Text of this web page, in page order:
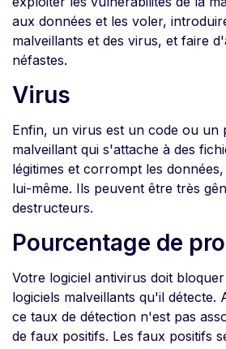
aux données et les voler,
malveillants et des virus, et faire
néfastes.
Virus
Enfin, un virus est un code ou un
malveillant qui s'attache à des
légitimes et corrompt les
lui-même. Ils peuvent être très
destructeurs.
Pourcentage de
Votre logiciel antivirus doit
logiciels malveillants qu'il détecte.
ce taux de détection n'est pas
de faux positifs. Les faux positifs